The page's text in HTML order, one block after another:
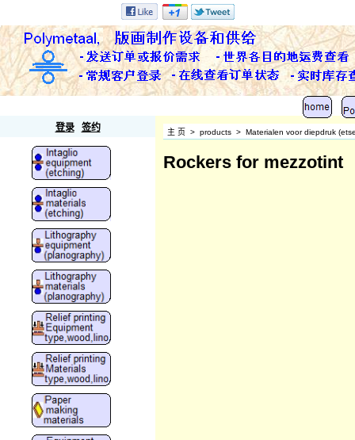
登录 签约 主 页 > products > Materialen voor diepdruk
Rockers for mezzotint